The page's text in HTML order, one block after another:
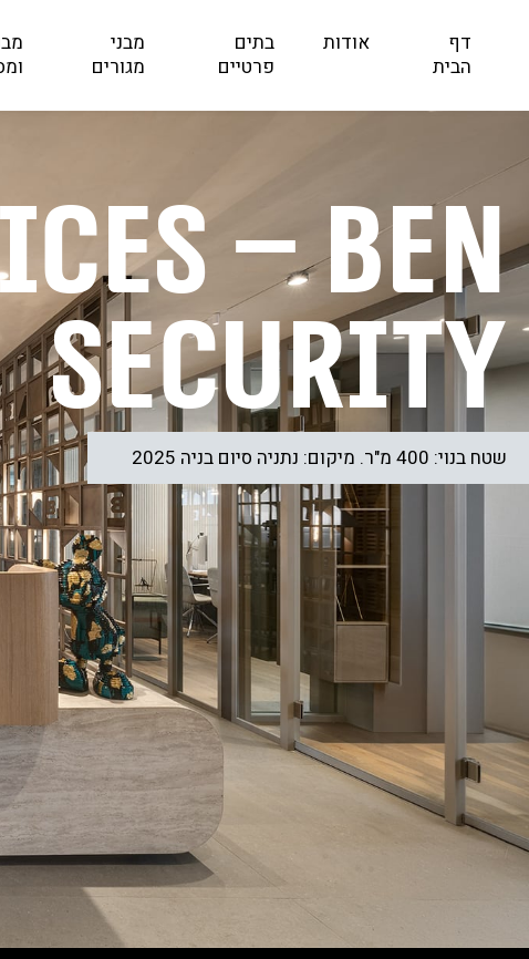
דף
הבית
אודות
בתים
פרטיים
מבני
מגורים
– Ben
security
שטח בנוי: 400 מ"ר. מיקום: נתניה סיום בניה 2025